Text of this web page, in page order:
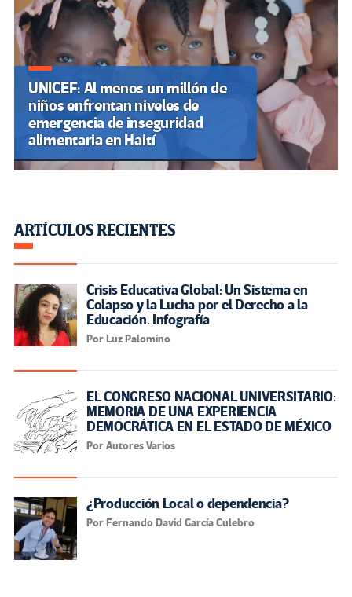
UNICEF: Al menos un millón de
niños enfrentan niveles de
emergencia de inseguridad
alimentaria en Haití
ARTÍCULOS RECIENTES
Crisis Educativa Global: Un Sistema en
Colapso y la Lucha por el Derecho a la
Educación. Infografía
Por Luz Palomino
EL CONGRESO NACIONAL UNIVERSITARIO:
MEMORIA DE UNA EXPERIENCIA
DEMOCRÁTICA EN EL ESTADO DE MÉXICO
Por Autores Varios
¿Producción Local o dependencia?
Por Fernando David García Culebro